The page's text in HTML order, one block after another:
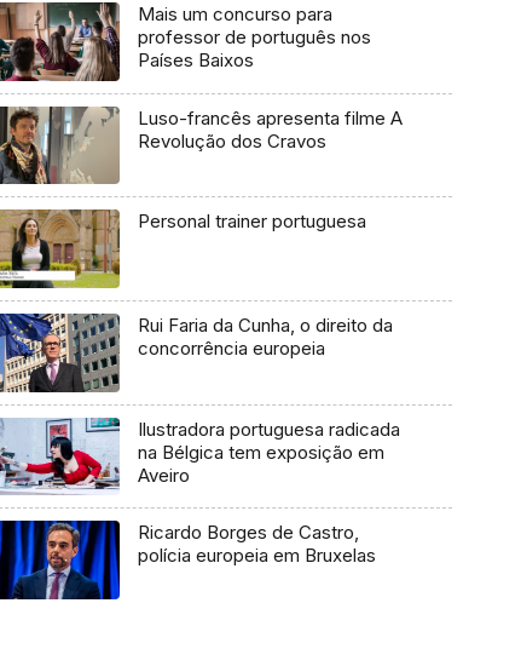
Mais um concurso para
professor de português nos
Países Baixos
Luso-francês apresenta filme A
Revolução dos Cravos
Personal trainer portuguesa
Rui Faria da Cunha, o direito da
concorrência europeia
Ilustradora portuguesa radicada
na Bélgica tem exposição em
Aveiro
Ricardo Borges de Castro,
polícia europeia em Bruxelas